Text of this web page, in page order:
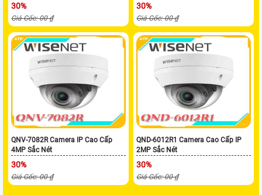
30%
Giá Gốc: 00 ₫
30%
Giá Gốc: 00 ₫
QNV-7082R Camera IP Cao Cấp
4MP Sắc Nét
30%
Giá Gốc: 00 ₫
QND-6012R1 Camera Cao Cấp IP
2MP Sắc Nét
30%
Giá Gốc: 00 ₫